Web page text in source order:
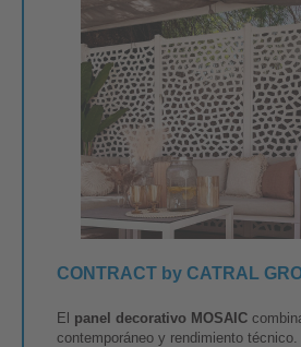
CONTRACT by CATRAL
El panel decorativo MOSAIC
contemporáneo y rendimiento